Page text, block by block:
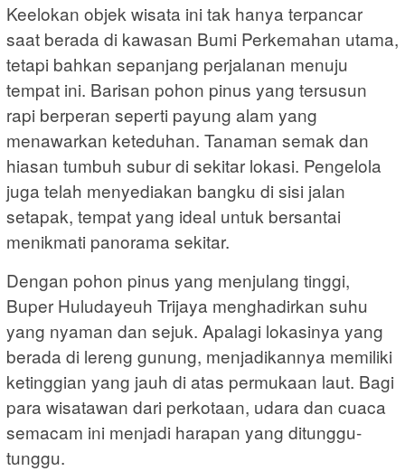
Keelokan objek wisata ini tak hanya terpancar
saat berada di kawasan Bumi Perkemahan utama,
tetapi bahkan sepanjang perjalanan menuju
tempat ini. Barisan pohon pinus yang tersusun
rapi berperan seperti payung alam yang
menawarkan keteduhan. Tanaman semak dan
hiasan tumbuh subur di sekitar lokasi. Pengelola
juga telah menyediakan bangku di sisi jalan
setapak, tempat yang ideal untuk bersantai
menikmati panorama sekitar.
Dengan pohon pinus yang menjulang tinggi,
Buper Huludayeuh Trijaya menghadirkan suhu
yang nyaman dan sejuk. Apalagi lokasinya yang
berada di lereng gunung, menjadikannya memiliki
ketinggian yang jauh di atas permukaan laut. Bagi
para wisatawan dari perkotaan, udara dan cuaca
semacam ini menjadi harapan yang ditunggu-
tunggu.